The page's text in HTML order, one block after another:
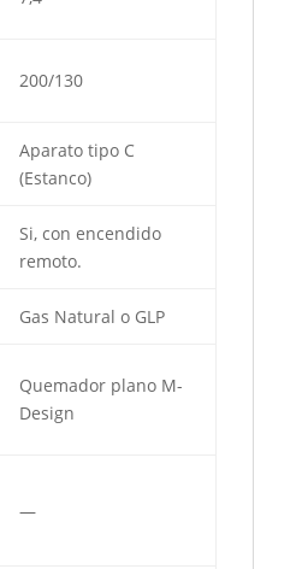
200/130
Aparato tipo C
(Estanco)
Si, con encendido
remoto.
Gas Natural o GLP
Quemador plano M-
Design
—